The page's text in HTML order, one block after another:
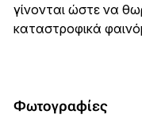
γίνονται ώστε να
καταστροφικά
Φωτογραφίες